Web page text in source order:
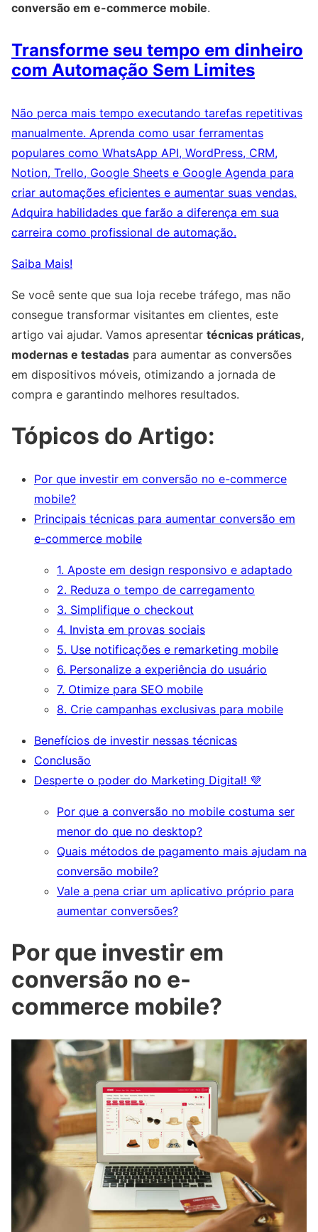
conversão em e-commerce mobile.
Transforme seu tempo em dinheiro
com Automação Sem Limites
Não perca mais tempo executando tarefas repetitivas
manualmente. Aprenda como usar ferramentas
populares como WhatsApp API, WordPress, CRM,
Notion, Trello, Google Sheets e Google Agenda para
criar automações eficientes e aumentar suas vendas.
Adquira habilidades que farão a diferença em sua
carreira como profissional de automação.
Saiba Mais!
Se você sente que sua loja recebe tráfego, mas não
consegue transformar visitantes em clientes, este
artigo vai ajudar. Vamos apresentar técnicas práticas,
modernas e testadas para aumentar as conversões
em dispositivos móveis, otimizando a jornada de
compra e garantindo melhores resultados.
Tópicos do Artigo:
Por que investir em conversão no e-commerce
mobile?
Principais técnicas para aumentar conversão em
e-commerce mobile
1. Aposte em design responsivo e adaptado
2. Reduza o tempo de carregamento
3. Simplifique o checkout
4. Invista em provas sociais
5. Use notificações e remarketing mobile
6. Personalize a experiência do usuário
7. Otimize para SEO mobile
8. Crie campanhas exclusivas para mobile
Benefícios de investir nessas técnicas
Conclusão
Desperte o poder do Marketing Digital! 💜
Por que a conversão no mobile costuma ser
menor do que no desktop?
Quais métodos de pagamento mais ajudam na
conversão mobile?
Vale a pena criar um aplicativo próprio para
aumentar conversões?
Por que investir em
conversão no e-
commerce mobile?